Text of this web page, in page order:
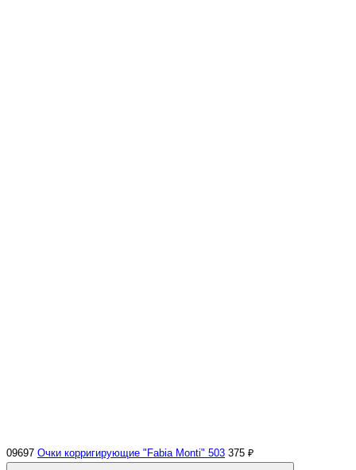
09697 Очки корригирующие "Fabia Monti" 503 375 ₽